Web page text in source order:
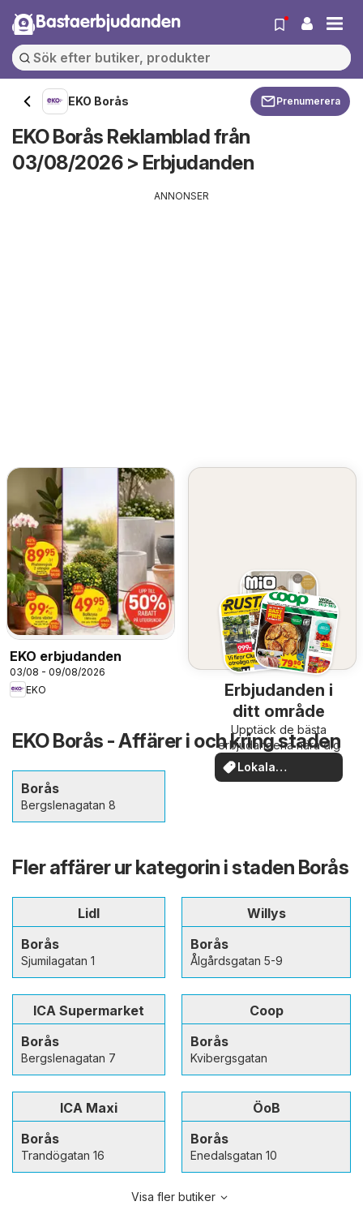
Bastaerbjudanden
EKO Borås Prenumerera
EKO Borås Reklamblad från
03/08/2026 > Erbjudanden
ANNONSER
EKO erbjudanden
03/08 - 09/08/2026
EKO
Erbjudanden i
ditt område
Upptäck de bästa
erbjudandena nära dig
Lokala
erbjudanden
EKO Borås - Affärer i och kring staden
Borås
Bergslenagatan 8
Fler affärer ur kategorin i staden Borås
Lidl
Borås
Sjumilagatan 1
Willys
Borås
Ålgårdsgatan 5-9
ICA Supermarket
Borås
Bergslenagatan 7
Coop
Borås
Kvibergsgatan
ICA Maxi
Borås
Trandögatan 16
ÖoB
Borås
Enedalsgatan 10
Visa fler butiker